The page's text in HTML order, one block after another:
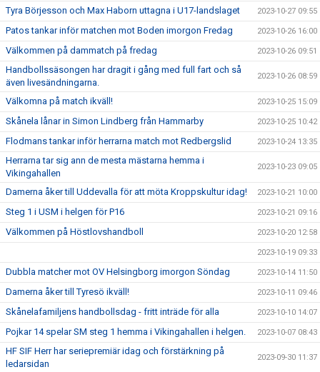
Tyra Börjesson och Max Haborn uttagna i U17-landslaget 2023-10-27 09:55
Patos tankar inför matchen mot Boden imorgon Fredag 2023-10-26 16:00
Välkommen på dammatch på fredag 2023-10-26 09:51
Handbollssäsongen har dragit i gång med full fart och så
även livesändningarna.
2023-10-26 08:59
Välkomna på match ikväll! 2023-10-25 15:09
Skånela lånar in Simon Lindberg från Hammarby 2023-10-25 10:42
Flodmans tankar inför herrarna match mot Redbergslid 2023-10-24 13:35
Herrarna tar sig ann de mesta mästarna hemma i
Vikingahallen
2023-10-23 09:05
Damerna åker till Uddevalla för att möta Kroppskultur idag! 2023-10-21 10:00
Steg 1 i USM i helgen för P16 2023-10-21 09:16
Välkommen på Höstlovshandboll 2023-10-20 12:58
2023-10-19 09:33
Dubbla matcher mot OV Helsingborg imorgon Söndag 2023-10-14 11:50
Damerna åker till Tyresö ikväll! 2023-10-11 09:46
Skånelafamiljens handbollsdag - fritt inträde för alla 2023-10-10 14:07
Pojkar 14 spelar SM steg 1 hemma i Vikingahallen i helgen. 2023-10-07 08:43
HF SIF Herr har seriepremiär idag och förstärkning på
ledarsidan
2023-09-30 11:37